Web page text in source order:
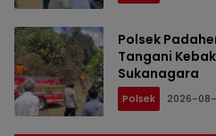
Polsek
Tangani
Sukanagara
Polsek 2026-